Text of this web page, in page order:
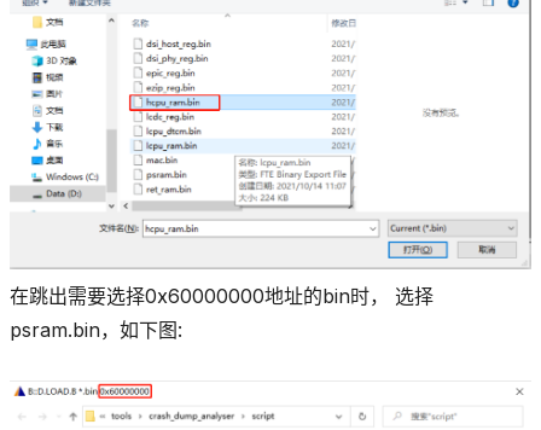
在跳出需要选择0x60000000地址的bin时， 选择
psram.bin，如下图: